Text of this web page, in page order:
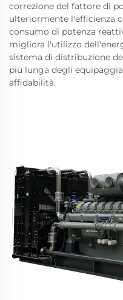
correzione del fattore di
ulteriormente l'efficienza
consumo di potenza
migliora l'utilizzo
sistema di distribuzione
più lunga degli
affidabilità.